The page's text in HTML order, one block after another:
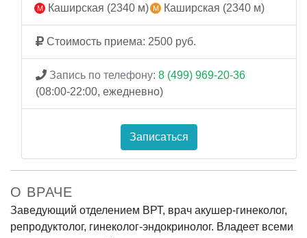
Каширская (2340 м)
Каширская (2340 м)
Стоимость приема: 2500 руб.
Запись по телефону: 8 (499) 969-20-36
(08:00-22:00, ежедневно)
Записаться
О ВРАЧЕ
Заведующий отделением ВРТ, врач акушер-гинеколог,
репродуктолог, гинеколог-эндокринолог. Владеет всеми